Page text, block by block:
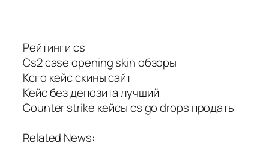
Рейтинги cs
Cs2 case opening skin обзоры
Ксго кейс скины сайт
Кейс без депозита лучший
Counter strike кейсы cs go drops продать
Related News: